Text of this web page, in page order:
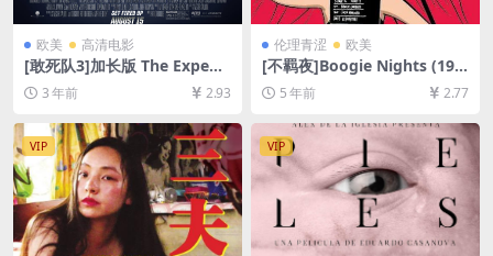
欧美 高清电影
[敢死队3]加长版 The Expend
ables 3 (2014)[百度网盘+迅
雷云盘资源1080P超清未删减]
[MP4/7.6GB][中英字幕]
3 年前 2.93
伦理青涩 欧美
[不羁夜]Boogie Nights (199
7)[百度网盘+迅雷云盘资源10
80P超清未删减][MP4/9.0GB]
[中英字幕]
5 年前 2.77
VIP VIP